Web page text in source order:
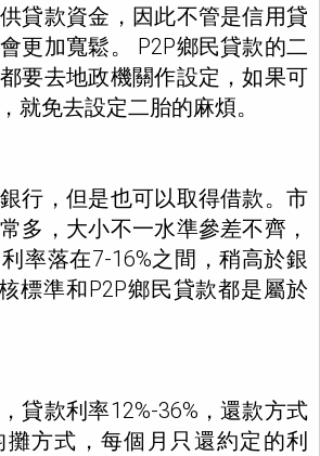
貸款資金，因此不管是信用貸
更加寬鬆。 P2P鄉民貸款的二
要去地政機關作設定，如果可
就免去設定二胎的麻煩。
行，但是也可以取得借款。市
多，大小不一水準參差不齊，
率落在7-16%之間，稍高於銀
標準和P2P鄉民貸款都是屬於
貸款利率12%-36%，還款方式
方式，每個月只還約定的利